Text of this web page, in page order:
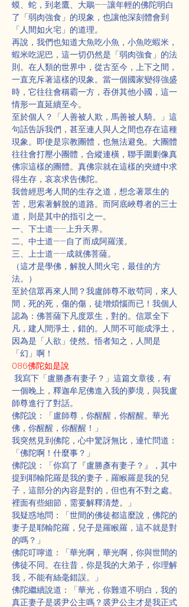
蟆、蛇，到老鷹、大鵰——讓年輕的佛陀明白
了「弱肉強食」的現象，也讓他深刻體會到
「人間如火宅」的道理。
再說，我們也知道大魚吃小魚，小魚吃蝦米，
蝦米吃泥巴，這一切仍然是「弱肉強食」的法
則。在人類的世界中，從古至今，上下之間，
一直充斥著這樣的現象。當一個國家變得強盛
時，它往往會稱霸一方，吞併其他小國，這一
情形一直延續至今。
至於個人？「人善被人欺，馬善被人騎。」這
句話告訴我們，甚至連人與人之間也存在這種
現象。即使是宗教團體，也無法避免。大團體
往往會打壓小團體，合縱連橫，聯手圍剿像真
佛宗這樣的團體。真佛宗就在這樣的夾縫中求
得生存，哀哀求告佛陀。
我曾經思考人間的生存之道，想念著眾生的
苦，思索著解脫的道路。而阿底峽尊者的三士
道，則是其中的指引之一。
一、下士道——上升天界。
二、中士道——自了而成阿羅漢。
三、上士道——成就佛菩薩。
（這才是學佛，解脫人間火宅，最佳的方
法。）
至於信眾再來人間？我盧師尊不敢茍同，來人
間，死的死，傷的傷，徒增煩惱而已！我個人
認為：佛菩薩下凡度眾生，對的。信眾全下
凡，建人間淨土，錯的。人間不可能成淨土，
因為是「人欲」使然。悟者知之，人間是
「幻」啊！
086佛陀如是說
我寫下「盧勝彥有妻子？」這篇文章後，有
一個晚上，釋迦牟尼佛進入我的夢境，與我盧
師尊進行了對話。
佛陀說：「盧師尊，你醒醒，你醒醒。華光
佛，你醒醒，你醒醒！」
我突然見到佛陀，心中驚訝無比，連忙問道：
「佛陀啊！什麼事？」
佛陀說：「你寫了『盧勝彥有妻子？』，其中
提到耶輸陀羅是我的妻子，羅睺羅是我的兒
子，這部分的內容是對的，但也有不對之處。
裡面有些細節，需要解釋清楚。」
我疑惑地問：「世間的佛徒都這麼說，佛陀的
妻子是耶輸陀羅，兒子是羅睺羅，這不就是對
的嗎？」
佛陀叮嚀道：「華光啊，華光啊，你與世間的
佛徒不同。在往昔，你是我的大弟子，你理解
我，不能有絲毫錯誤。」
佛陀繼續說道：「華光，你難道不明白，我的
真正妻子是裘尹公主嗎？裘尹公主才是我正式